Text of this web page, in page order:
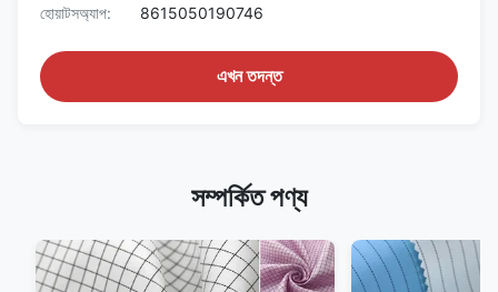
হোয়াটসঅ্যাপ:
8615050190746
এখন তদন্ত
সম্পর্কিত পণ্য